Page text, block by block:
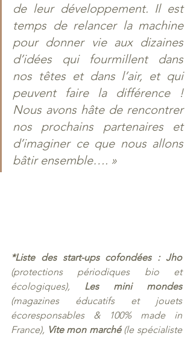
de leur développement. Il est
temps de relancer la machine
pour donner vie aux dizaines
d’idées qui fourmillent dans
nos têtes et dans l’air, et qui
peuvent faire la différence !
Nous avons hâte de rencontrer
nos prochains partenaires et
d’imaginer ce que nous allons
bâtir ensemble…. »
*Liste des start-ups cofondées : Jho
(protections périodiques bio et
écologiques), Les mini mondes
(magazines éducatifs et jouets
écoresponsables & 100% made in
France), Vite mon marché (le spécialiste